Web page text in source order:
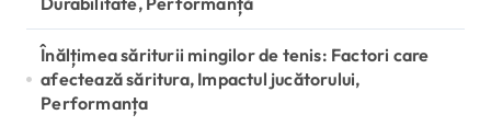
Înălțimea săriturii mingilor de tenis: Factori care
afectează săritura, Impactul jucătorului,
Performanța